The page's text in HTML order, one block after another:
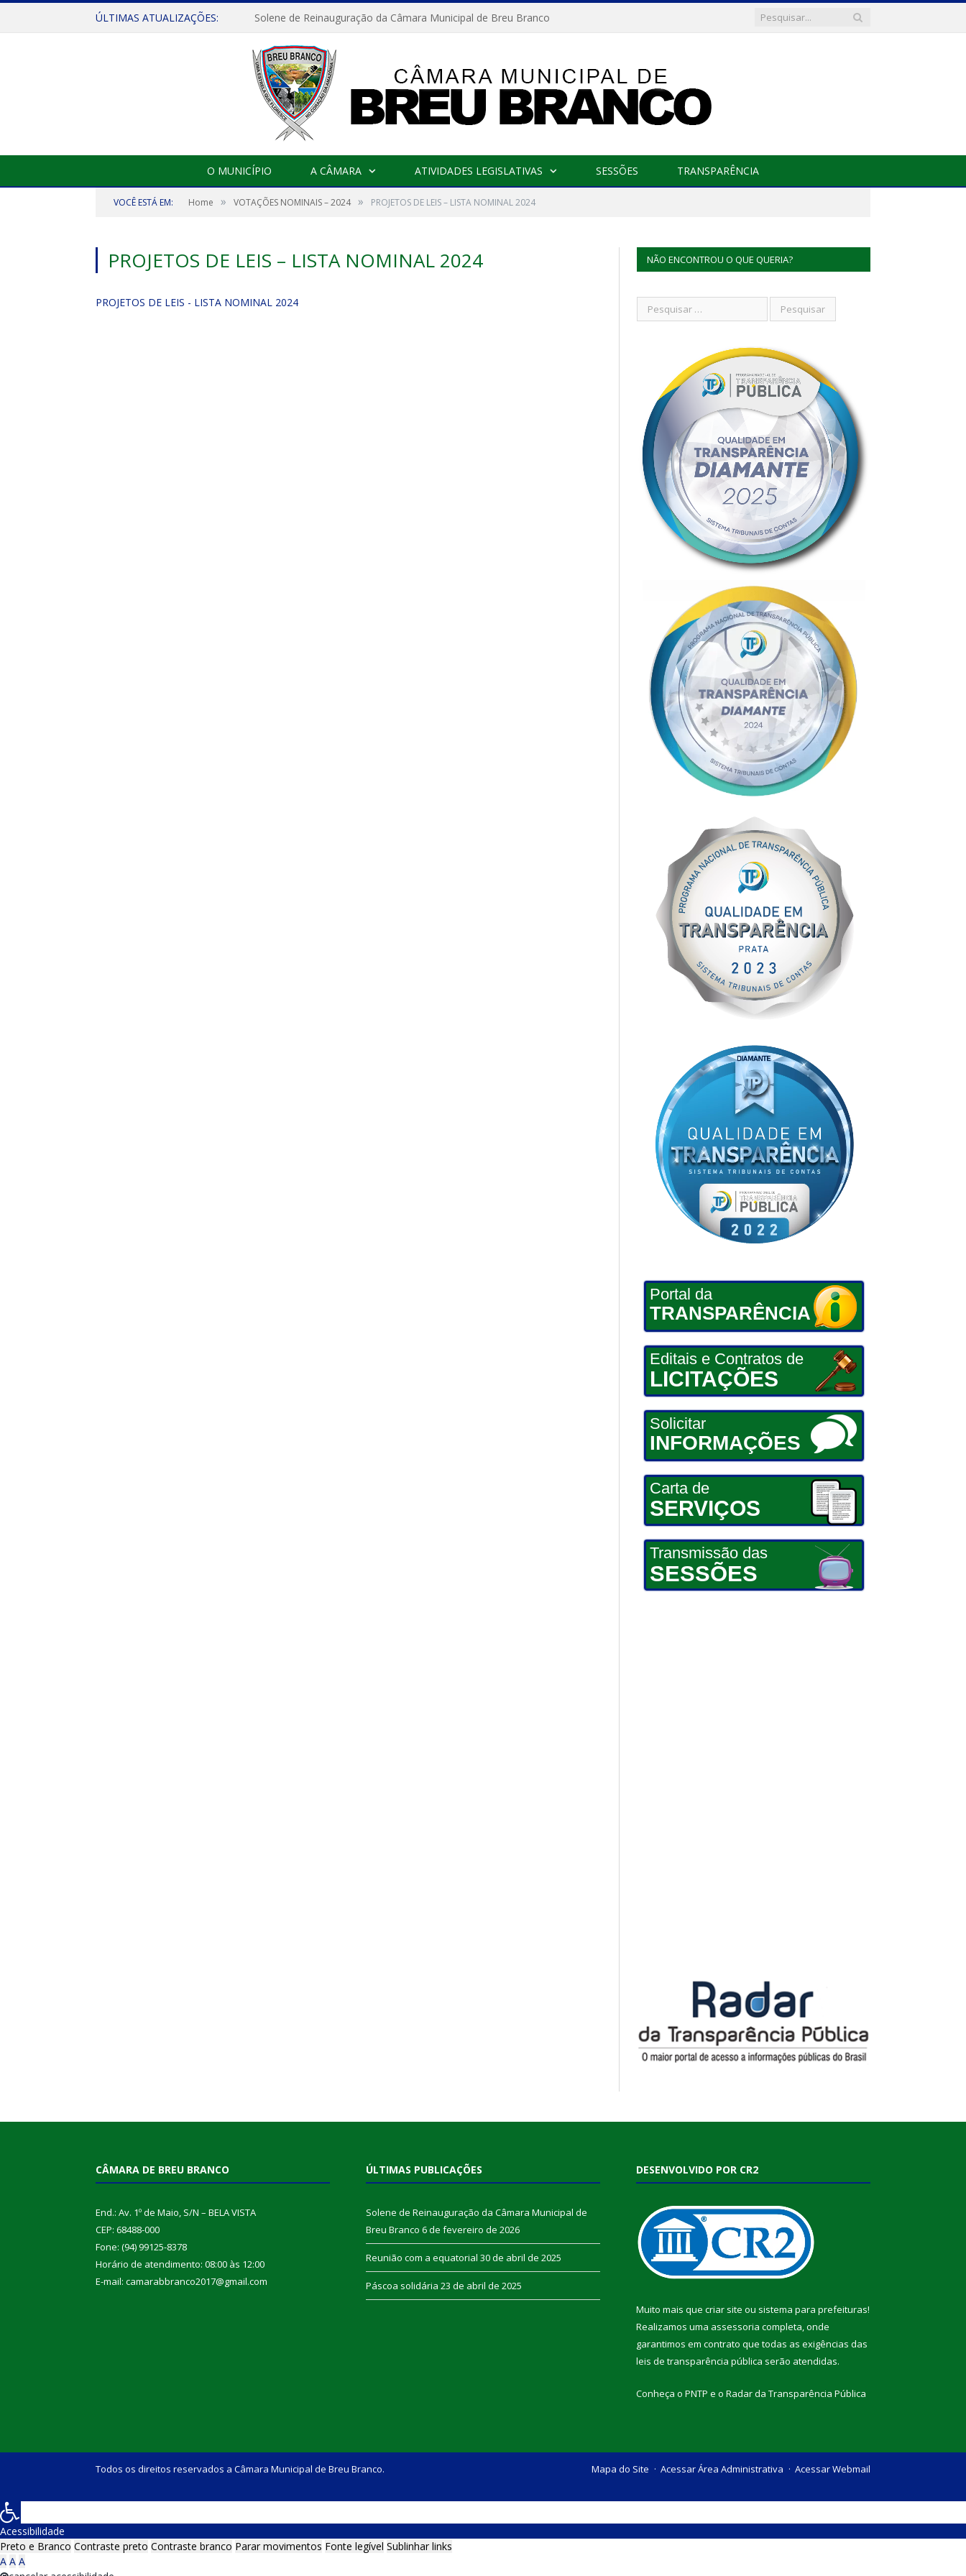
ÚLTIMAS ATUALIZAÇÕES: Solene de Reinauguração da Câmara Municipal de Breu Branco
O MUNICÍPIO A CÂMARA ATIVIDADES LEGISLATIVAS SESSÕES TRANSPARÊNCIA
VOCÊ ESTÁ EM: Home » VOTAÇÕES NOMINAIS – 2024 » PROJETOS DE LEIS – LISTA NOMINAL 2024
PROJETOS DE LEIS – LISTA NOMINAL 2024
PROJETOS DE LEIS - LISTA NOMINAL 2024
NÃO ENCONTROU O QUE QUERIA?
Portal da
TRANSPARÊNCIA
Editais e Contratos de
LICITAÇÕES
Solicitar
INFORMAÇÕES
Carta de
SERVIÇOS
Transmissão das
SESSÕES
CÂMARA DE BREU BRANCO
End.: Av. 1º de Maio, S/N – BELA VISTA
CEP: 68488-000
Fone: (94) 99125-8378
Horário de atendimento: 08:00 às 12:00
E-mail: camarabbranco2017@gmail.com
ÚLTIMAS PUBLICAÇÕES
Solene de Reinauguração da Câmara Municipal de
Breu Branco 6 de fevereiro de 2026
Reunião com a equatorial 30 de abril de 2025
Páscoa solidária 23 de abril de 2025
DESENVOLVIDO POR CR2
Muito mais que criar site ou sistema para prefeituras!
Realizamos uma assessoria completa, onde
garantimos em contrato que todas as exigências das
leis de transparência pública serão atendidas.
Conheça o PNTP e o Radar da Transparência Pública
Todos os direitos reservados a Câmara Municipal de Breu Branco. Mapa do Site Acessar Área Administrativa Acessar Webmail
Acessibilidade
Preto e Branco Contraste preto Contraste branco Parar movimentos Fonte legível Sublinhar links
A A A